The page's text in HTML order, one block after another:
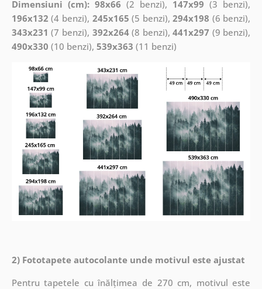
Dimensiuni (cm): 98x66 (2 benzi), 147x99 (3 benzi),
196x132 (4 benzi), 245x165 (5 benzi),294x198 (6 benzi),
343x231 (7 benzi), 392x264(8 benzi),441x297 (9 benzi),
490x330 (10 benzi), 539x363 (11 benzi)
2) Fototapete autocolante unde motivul este ajustat
Pentru tapetele cu înălțimea de 270 cm, motivul este